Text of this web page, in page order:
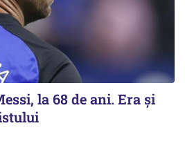
la 68 de ani. Era și